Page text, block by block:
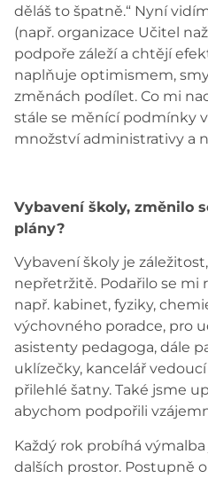
děláš to špatně.“ Nyní
(např. organizace Učitel
podpoře záleží a chtějí
naplňuje optimismem,
změnách podílet. Co mi
stále se měnící podmínky
množství administrativy a
Vybavení školy, změnilo
plány?
Vybavení školy je
nepřetržitě. Podařilo se mi
např. kabinet, fyziky,
výchovného poradce, pro
asistenty pedagoga, dále
uklízečky, kancelář
přilehlé šatny. Také jsme
abychom podpořili
Každý rok probíhá
dalších prostor. Postupně